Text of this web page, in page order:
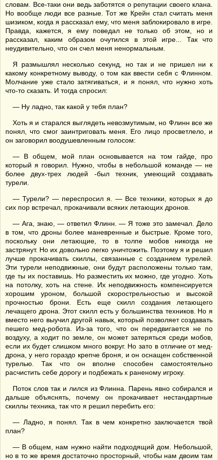
словам. Все-таки они ведь заботятся о репутации своего клана.
Но вообще люди все разные. Тот же Крейн стал считать меня
шизиком, когда я рассказал ему, что меня заблокировало в игре.
Правда, кажется, я ему поведал не только об этом, но и
рассказал, каким образом очутился в этой игре... Так что
неудивительно, что он счел меня ненормальным.
Я размышлял несколько секунд, но так и не пришел ни к
какому конкретному выводу, о том как ввести себя с Флинном.
Молчание уже стало затягиваться, и я понял, что нужно хоть
что-то сказать. И тогда спросил:
— Ну ладно, так какой у тебя план?
Хоть я и старался выглядеть невозмутимым, но Флинн все же
понял, что смог заинтриговать меня. Его лицо просветлело, и
он заговорил воодушевленным голосом:
— В общем, мой план основывается на том гайде, про
который я говорил. Нужно, чтобы в небольшой команде — не
более двух-трех людей -был техник, умеющий создавать
турели.
— Турели? — переспросил я. — Все техники, которых я до
сих пор встречал, прокачивали всяких летающих дронов.
— Ага, знаю, — ответил Флинн. — Я тоже это замечал. Дело
в том, что дроны более маневренные и быстрые. Кроме того,
поскольку они летающие, то в толпе мобов никогда не
застрянут. Но их довольно легко уничтожить. Поэтому я и решил
лучше прокачивать скиллы, связанные с созданием турелей.
Эти турели неподвижные, они будут расположены только там,
где ты их поставишь. Но разместить их можно, где угодно. Хоть
на потолку, хоть на стене. Их неподвижность компенсируется
хорошим уроном, большой скорострельностью и высокой
прочностью брони. Есть еще скилл создания летающего
лечащего дрона. Этот скилл есть у большинства техников. Но я
вместо него выучил другой навык, который позволяет создавать
пешего мед-робота. Из-за того, что он передвигается не по
воздуху, а ходит по земле, он может затеряться среди мобов,
если их будет слишком много вокруг. Но зато в отличие от мед-
дрона, у него гораздо крепче броня, и он оснащен собственной
турелью. Так что он вполне способен самостоятельно
расчистить себе дорогу и подбежать к раненому игроку.
Поток слов так и лился из Флинна. Парень явно собирался и
дальше объяснять, почему он прокачивает нестандартные
скиллы техника, так что я решил перебить его:
— Ладно, я понял. Так в чем конкретно заключается твой
план?
— В общем, нам нужно найти подходящий дом. Небольшой,
но в то же время достаточно просторный, чтобы нам двоим там